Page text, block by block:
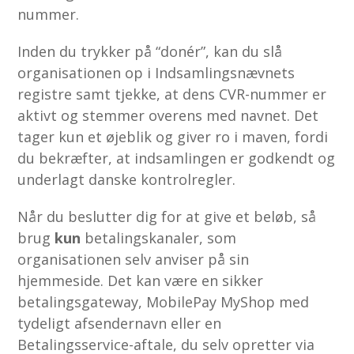
nummer.
Inden du trykker på “donér”, kan du slå
organisationen op i Indsamlingsnævnets
registre samt tjekke, at dens CVR-nummer er
aktivt og stemmer overens med navnet. Det
tager kun et øjeblik og giver ro i maven, fordi
du bekræfter, at indsamlingen er godkendt og
underlagt danske kontrolregler.
Når du beslutter dig for at give et beløb, så
brug kun betalingskanaler, som
organisationen selv anviser på sin
hjemmeside. Det kan være en sikker
betalingsgateway, MobilePay MyShop med
tydeligt afsendernavn eller en
Betalingsservice-aftale, du selv opretter via